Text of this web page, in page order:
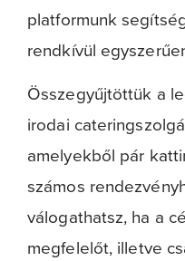
platformunk
rendkívül
Összegyűjtöttük a
irodai
amelyekből pár
számos
válogathatsz, ha a
megfelelőt, illetve